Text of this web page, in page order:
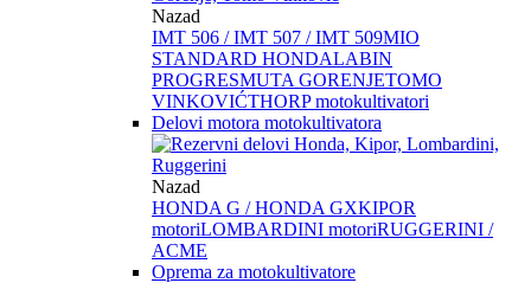
Nazad
IMT 506 / IMT 507 / IMT 509MIO
STANDARD HONDALABIN
PROGRESMUTA GORENJETOMO
VINKOVIĆTHORP motokultivatori
Delovi motora motokultivatora
Nazad
HONDA G / HONDA GXKIPOR
motoriLOMBARDINI motoriRUGGERINI /
ACME
Oprema za motokultivatore